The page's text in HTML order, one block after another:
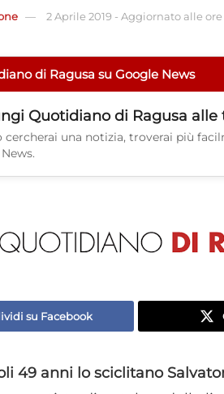
2 Aprile 2019 - Aggiornato alle ore
di Ragusa su Google News
Quotidiano di Ragusa alle
cercherai una notizia, troverai più
su Facebook
49 anni lo sciclitano